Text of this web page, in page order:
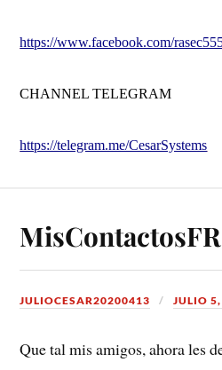
https://www.facebook.com/
CHANNEL TELEGRAM
https://telegram.me/CesarSystems
JULIOCESAR20200413 JULIO
Que tal mis amigos, ahora les